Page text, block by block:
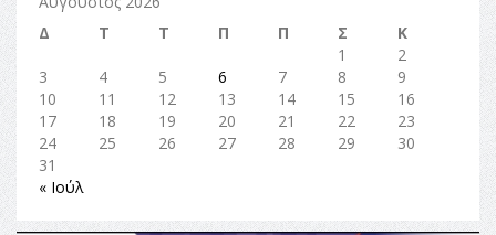
Δ
Τ Τ Π Π Σ
Κ
1
2
3
4 5 6 7 8
9
10
11 12 13 14 15
16
17
18 19 20 21 22
23
24
25 26 27 28 29
30
31
« Ιούλ